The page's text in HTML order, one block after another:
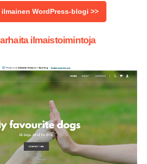
WordPress-blogi >>
ilmaistoimintoja